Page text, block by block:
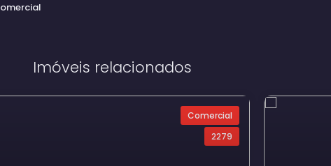
Imóveis relacionados
Comercial
2279